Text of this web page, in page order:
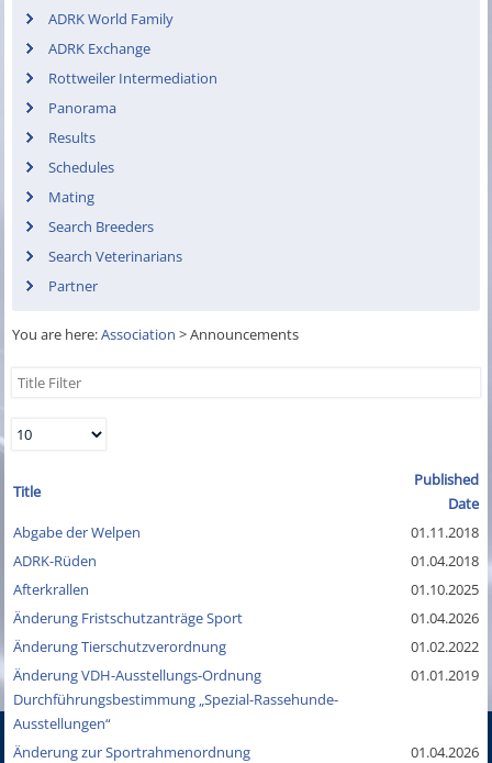
ADRK World Family
ADRK Exchange
Rottweiler Intermediation
Panorama
Results
Schedules
Mating
Search Breeders
Search Veterinarians
Partner
You are here:Association >Announcements
Title
Published
Date
Abgabe der Welpen
01.11.2018
ADRK-Rüden
01.04.2018
Afterkrallen
01.10.2025
Änderung Fristschutzanträge Sport
01.04.2026
Änderung Tierschutzverordnung
01.02.2022
Änderung VDH-Ausstellungs-Ordnung
Durchführungsbestimmung „Spezial-Rassehunde-
Ausstellungen“
01.01.2019
Änderung zur Sportrahmenordnung
01.04.2026